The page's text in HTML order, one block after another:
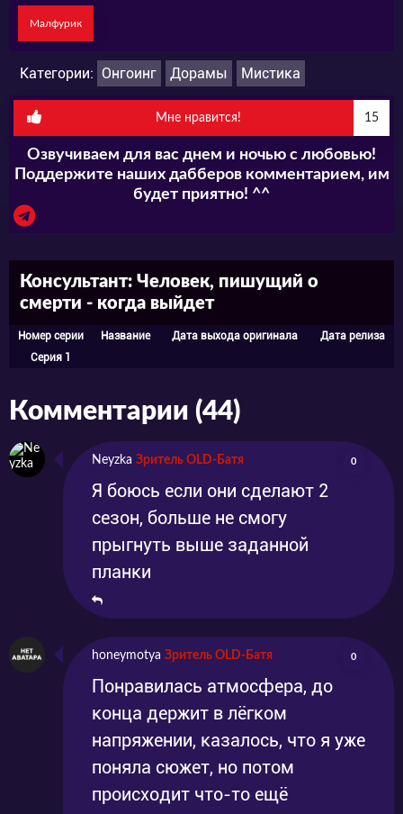
Малфурик
Категории: Онгоинг Дорамы Мистика
Мне нравится! 15
Озвучиваем для вас днем и ночью с любовью!
Поддержите наших дабберов комментарием, им
будет приятно! ^^
Консультант: Человек, пишущий о
смерти - когда выйдет
Номер серии Название Дата выхода оригинала
Дата релиза
Серия 1
Комментарии (44)
Neyzka Зритель OLD-Батя 0
Я боюсь если они сделают 2
сезон, больше не смогу
прыгнуть выше заданной
планки
honeymotya Зритель OLD-Батя 0
Понравилась атмосфера, до
конца держит в лёгком
напряжении, казалось, что я уже
поняла сюжет, но потом
происходит что-то ещё